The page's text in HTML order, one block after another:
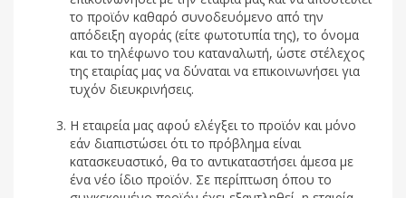
το προϊόν καθαρό συνοδευόμενο από την
απόδειξη αγοράς (είτε φωτοτυπία της), το όνομα
και το τηλέφωνο του καταναλωτή, ώστε στέλεχος
της εταιρίας μας να δύναται να επικοινωνήσει για
τυχόν διευκρινήσεις.
Η εταιρεία μας αφού ελέγξει το προϊόν και μόνο
εάν διαπιστώσει ότι το πρόβλημα είναι
κατασκευαστικό, θα το αντικαταστήσει άμεσα με
ένα νέο ίδιο προϊόν. Σε περίπτωση όπου το